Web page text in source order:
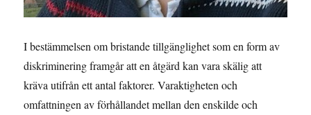
I bestämmelsen om bristande tillgänglighet som en form av
diskriminering framgår att en åtgärd kan vara skälig att
kräva utifrån ett antal faktorer. Varaktigheten och
omfattningen av förhållandet mellan den enskilde och